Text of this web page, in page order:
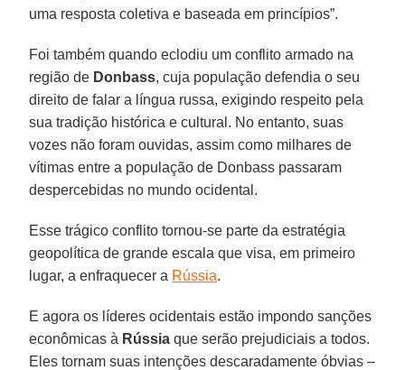
uma resposta coletiva e baseada em princípios”.
Foi também quando eclodiu um conflito armado na
região de Donbass, cuja população defendia o seu
direito de falar a língua russa, exigindo respeito pela
sua tradição histórica e cultural. No entanto, suas
vozes não foram ouvidas, assim como milhares de
vítimas entre a população de Donbass passaram
despercebidas no mundo ocidental.
Esse trágico conflito tornou-se parte da estratégia
geopolítica de grande escala que visa, em primeiro
lugar, a enfraquecer a Rússia.
E agora os líderes ocidentais estão impondo sanções
econômicas à Rússia que serão prejudiciais a todos.
Eles tornam suas intenções descaradamente óbvias –